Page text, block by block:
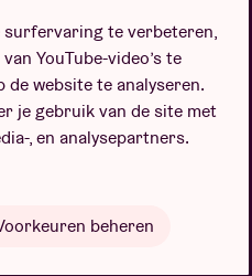
Verkoopsvoorwaarden
door
surfervaring te verbeteren,
YouTube-video’s te
de website te analyseren.
je gebruik van de site met
, en analysepartners.
beheren